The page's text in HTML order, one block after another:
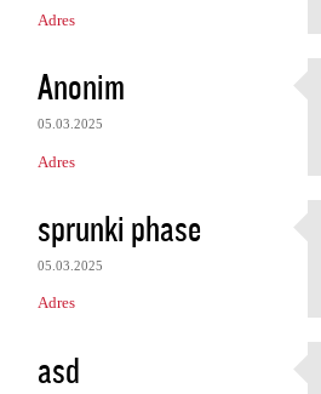
Adres
Anonim
05.03.2025
Adres
sprunki phase
05.03.2025
Adres
asd